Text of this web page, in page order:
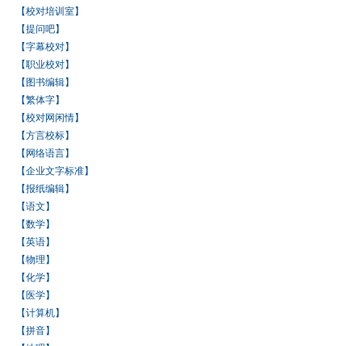
【校对培训室】
【提问吧】
【字幕校对】
【职业校对】
【图书编辑】
【繁体字】
【校对网闲情】
【方言校标】
【网络语言】
【企业文字标准】
【报纸编辑】
【语文】
【数学】
【英语】
【物理】
【化学】
【医学】
【计算机】
【拼音】